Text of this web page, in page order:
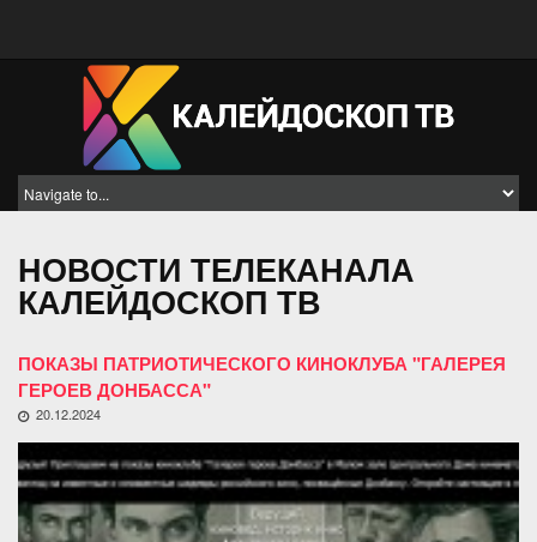
НОВОСТИ ТЕЛЕКАНАЛА
КАЛЕЙДОСКОП ТВ
ПОКАЗЫ ПАТРИОТИЧЕСКОГО КИНОКЛУБА "ГАЛЕРЕЯ
ГЕРОЕВ ДОНБАССА"
20.12.2024